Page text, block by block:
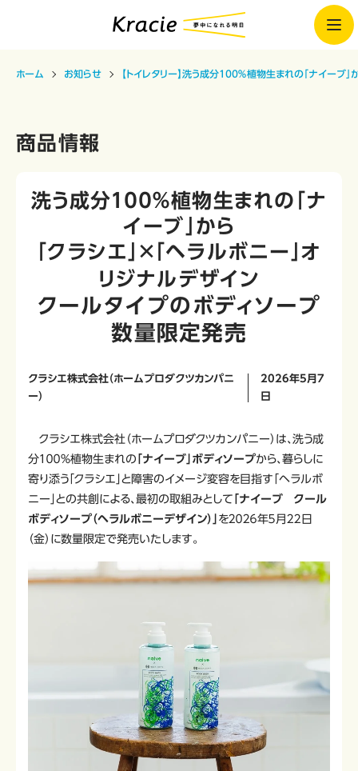
ホーム お知らせ 【トイレタリー】洗う成分１００％植物生まれの「ナイーブ
商品情報
洗う成分１００％植物生まれの「ナ
イーブ」から
「クラシエ」×「ヘラルボニー」オ
リジナルデザイン
クールタイプのボディソープ
数量限定発売
クラシエ株式会社（ホームプロダクツカンパニ
ー）
2026年5月7
日
クラシエ株式会社（ホームプロダクツカンパニー）は、洗う成
分１００％植物生まれの 「ナイーブ」ボディソープから、暮らしに
寄り添う「クラシエ」と障害のイメージ変容を目指す「ヘラルボ
ニー」との共創による、最初の取組みとして 「ナイーブ クール
ボディソープ（ヘラルボニーデザイン）」 を２０２６年５月２２日
（金）に数量限定で発売いたします。